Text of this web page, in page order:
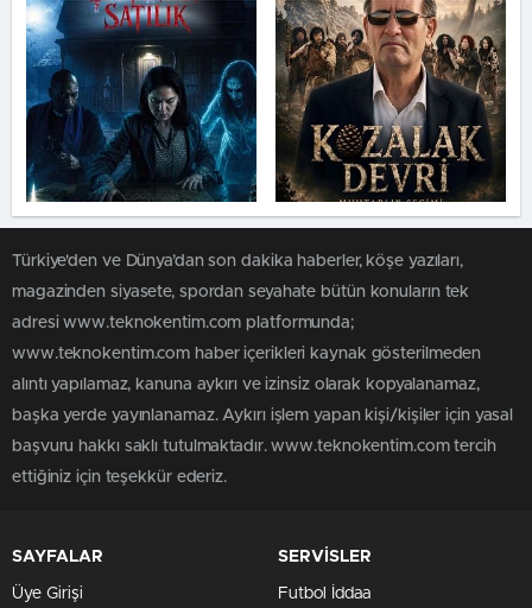
Türkiye'den ve Dünya’dan son dakika haberler, köşe yazıları,
magazinden siyasete, spordan seyahate bütün konuların tek
adresi www.teknokentim.com platformunda;
www.teknokentim.com haber içerikleri kaynak gösterilmeden
alıntı yapılamaz, kanuna aykırı ve izinsiz olarak kopyalanamaz,
başka yerde yayınlanamaz. Aykırı işlem yapan kişi/kişiler için yasal
başvuru hakkı saklı tutulmaktadır. www.teknokentim.com tercih
ettiğiniz için teşekkür ederiz.
SAYFALAR
Üye Girişi
SERVİSLER
Futbol İddaa